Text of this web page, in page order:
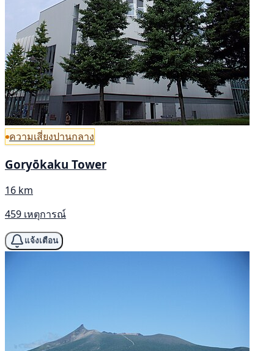
ความเสี่ยงปานกลาง
Goryōkaku Tower
16 km
459 เหตุการณ์
แจ้งเตือน